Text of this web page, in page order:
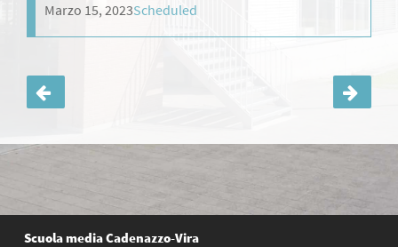
Marzo 15, 2023Scheduled
Navigazione
articoli
Scuola mediaCadenazzo-Vira